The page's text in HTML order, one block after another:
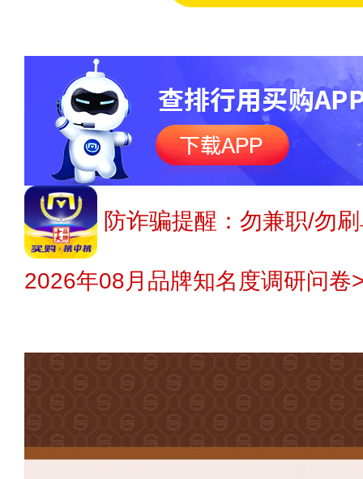
防诈骗提醒：勿兼职/勿
2026年08月品牌知名度调研问卷